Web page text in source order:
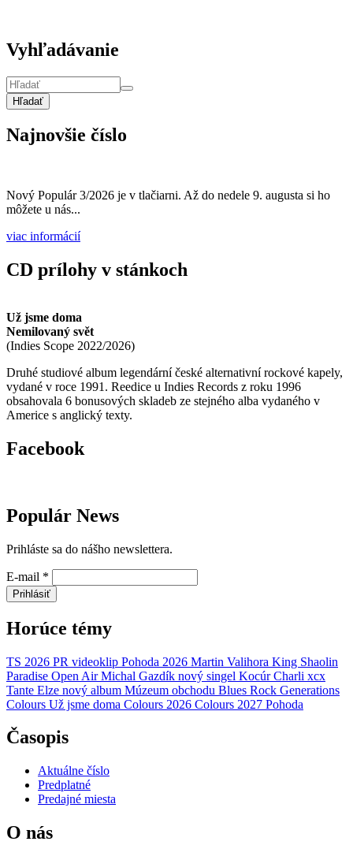
Vyhľadávanie
Hľadať
Najnovšie číslo
Nový Populár 3/2026 je v tlačiarni. Až do nedele 9. augusta si ho
môžete u nás...
viac informácií
CD prílohy v stánkoch
Už jsme doma
Nemilovaný svět
(Indies Scope 2022/2026)
Druhé studiové album legendární české alternativní rockové kapely,
vydané v roce 1991. Reedice u Indies Records z roku 1996
obsahovala 6 bonusových skladeb ze stejného alba vydaného v
Americe s anglický texty.
Facebook
Populár News
Prihláste sa do nášho newslettera.
E-mail *
Prihlásiť
Horúce témy
TS 2026 PR videoklip Pohoda 2026 Martin Valihora King Shaolin
Paradise Open Air Michal Gazdík nový singel Kocúr Charli xcx
Tante Elze nový album Múzeum obchodu Blues Rock Generations
Colours Už jsme doma Colours 2026 Colours 2027 Pohoda
Časopis
Aktuálne číslo
Predplatné
Predajné miesta
O nás